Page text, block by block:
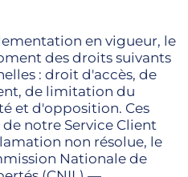
en vigueur, le
des droits suivants
: droit d'accès, de
de limitation du
et d'opposition. Ces
notre Service Client
non résolue, le
Nationale de